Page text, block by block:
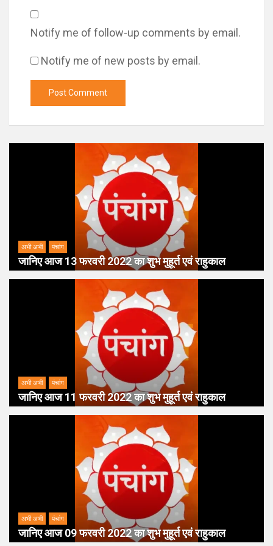
Notify me of follow-up comments by email.
Notify me of new posts by email.
अभी अभी पंचांग
जानिए आज 13 फरवरी 2022 का शुभ मुहूर्त एवं राहुकाल
अभी अभी पंचांग
जानिए आज 11 फरवरी 2022 का शुभ मुहूर्त एवं राहुकाल
अभी अभी पंचांग
जानिए आज 09 फरवरी 2022 का शुभ मुहूर्त एवं राहुकाल